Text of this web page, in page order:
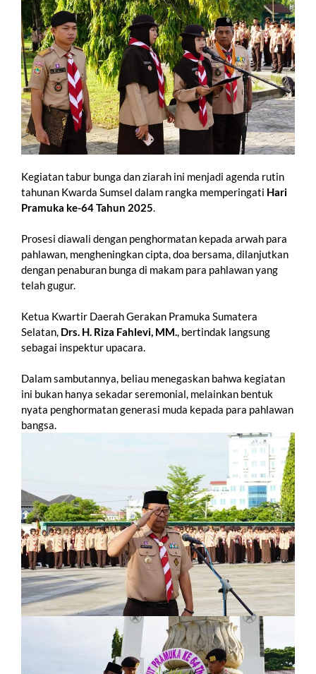
Kegiatan tabur bunga dan ziarah ini menjadi agenda rutin
tahunan Kwarda Sumsel dalam rangka memperingati Hari
Pramuka ke-64 Tahun 2025.
Prosesi diawali dengan penghormatan kepada arwah para
pahlawan, mengheningkan cipta, doa bersama, dilanjutkan
dengan penaburan bunga di makam para pahlawan yang
telah gugur.
Ketua Kwartir Daerah Gerakan Pramuka Sumatera
Selatan, Drs. H. Riza Fahlevi, MM., bertindak langsung
sebagai inspektur upacara.
Dalam sambutannya, beliau menegaskan bahwa kegiatan
ini bukan hanya sekadar seremonial, melainkan bentuk
nyata penghormatan generasi muda kepada para pahlawan
bangsa.